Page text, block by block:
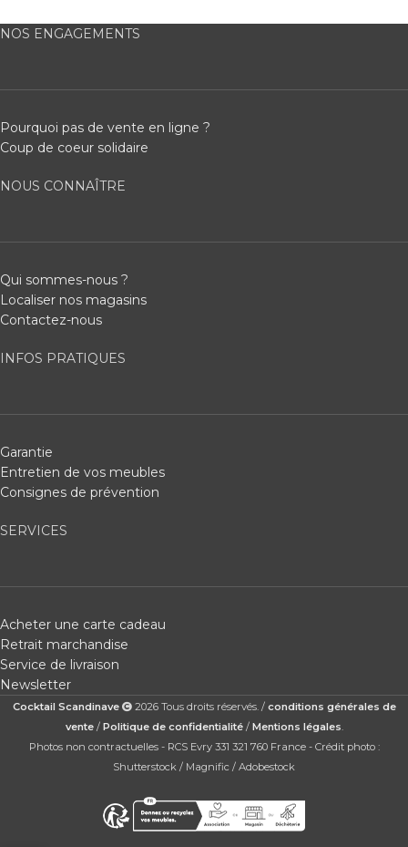
NOS ENGAGEMENTS
Pourquoi pas de vente en ligne ?
Coup de coeur solidaire
NOUS CONNAÎTRE
Qui sommes-nous ?
Localiser nos magasins
Contactez-nous
INFOS PRATIQUES
Garantie
Entretien de vos meubles
Consignes de prévention
SERVICES
Acheter une carte cadeau
Retrait marchandise
Service de livraison
Newsletter
Cocktail Scandinave 2026 Tous droits réservés. / conditions générales de
vente/ Politique de confidentialité/ Mentions légales.
Photos non contractuelles - RCS Evry 331 321 760 France - Crédit photo :
Shutterstock / Magnific / Adobestock